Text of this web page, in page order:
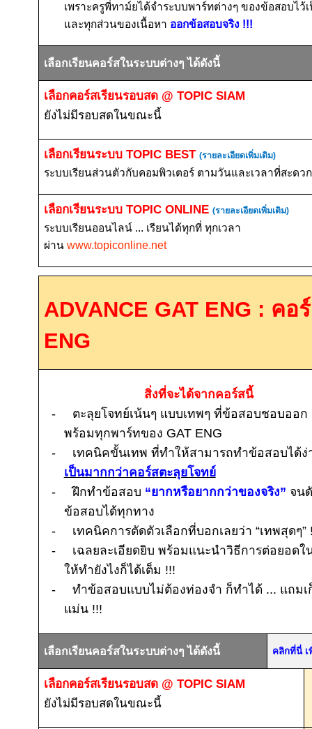
เพราะครูพี่ทาม์ยได้จำระบบพาร์ทต่างๆ ของข้อสอบไว้
และทุกส่วนของเนื้อหา ออกข้อสอบจริง !!!
เลือกเรียนคอร์สในระบบต่างๆ ได้ดังนี้
เลือกคอร์สเรียนรอบสด @ TOPIC SIAM
ยังไม่มีรอบสดในขณะนี้
เลือกเรียนระบบTOPIC BEST (รายละเอียดเพิ่มเติม)
ระบบเรียนส่วนตัวกับคอมพิวเตอร์ ตามวันและเวลาที่สะดว
เลือกเรียนระบบTOPIC ONLINE (รายละเอียดเพิ่มเติม)
ระบบเรียนออนไลน์ ... เรียนได้ทุกที่ ทุกเวลา
ผ่านwww.topiconline.net
ADVANCE GAT ENG : คอ
ENG
สิ่งที่จะได้จากคอร์สนี้
-
ตะลุยโจทย์เน้นๆ แบบเทพๆ ที่ข้อสอบชอบออก
พร้อมทุกพาร์ทของ GAT ENG
-
เทคนิคขั้นเทพ ที่ทำให้สามารถทำข้อสอบได้ง่
เป็นมากกว่าคอร์สตะลุยโจทย์
-
ฝึกทำข้อสอบ “ยากหรือยากกว่าของจริง” จน
ข้อสอบได้ทุกทาง
-
เทคนิคการตัดตัวเลือกที่บอกเลยว่า “เทพสุดๆ”
-
เฉลยละเอียดยิบ พร้อมแนะนำวิธีการต่อยอด
ให้ทำยังไงก็ได้เต็ม !!!
-
ทำข้อสอบแบบไม่ต้องท่องจำ ก็ทำได้ ... แถมเ
แม่น !!!
เลือกเรียนคอร์สในระบบต่างๆ ได้ดังนี้ คลิกที่นี่ เ
เลือกคอร์สเรียนรอบสด @ TOPIC SIAM
ยังไม่มีรอบสดในขณะนี้